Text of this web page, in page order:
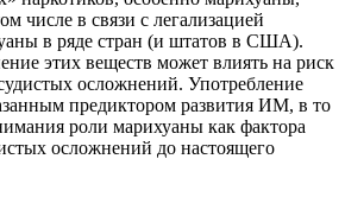
числе в связи с легализацией
в ряде стран (и штатов в США).
этих веществ может влиять на риск
осложнений. Употребление
предиктором развития ИМ, в то
роли марихуаны как фактора
осложнений до настоящего